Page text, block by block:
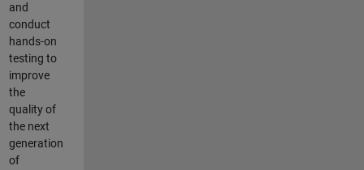
and
conduct
hands-on
testing to
improve
the
quality of
the next
generation
of